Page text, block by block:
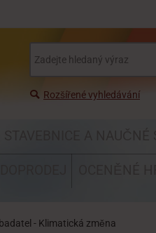
Rozšířené vyhledávání
- Klimatická změna